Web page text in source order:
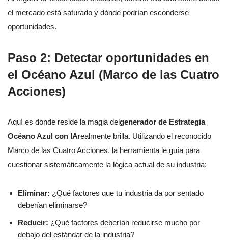
el mercado está saturado y dónde podrían esconderse
oportunidades.
Paso 2: Detectar oportunidades en
el Océano Azul (Marco de las Cuatro
Acciones)
Aquí es donde reside la magia delgenerador de Estrategia
Océano Azul con IArealmente brilla. Utilizando el reconocido
Marco de las Cuatro Acciones, la herramienta le guía para
cuestionar sistemáticamente la lógica actual de su industria:
Eliminar: ¿Qué factores que tu industria da por sentado
deberían eliminarse?
Reducir: ¿Qué factores deberían reducirse mucho por
debajo del estándar de la industria?